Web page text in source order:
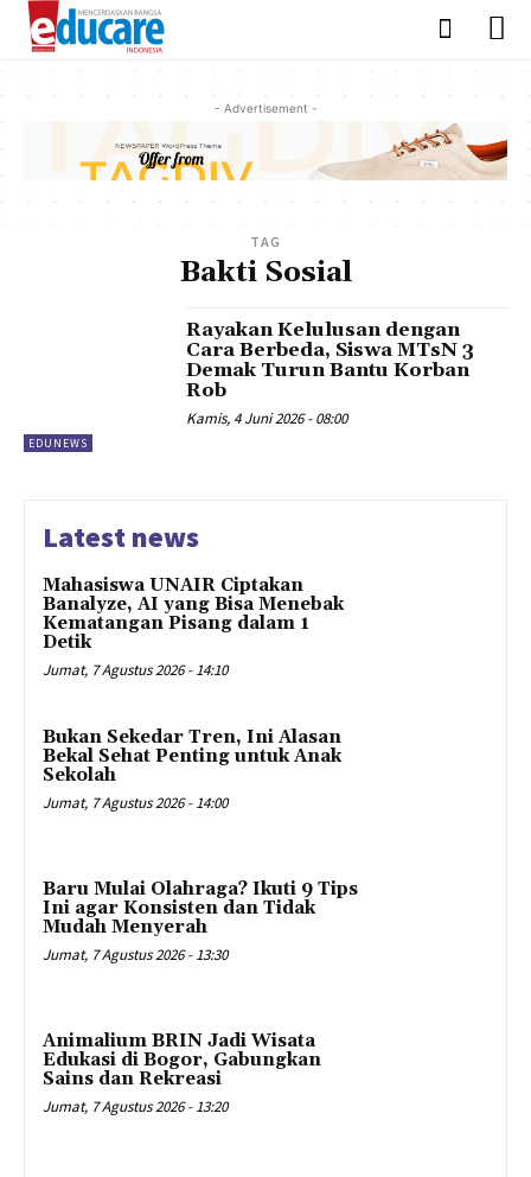
- Advertisement -
TAG
Bakti Sosial
EDUNEWS
Rayakan Kelulusan dengan
Cara Berbeda, Siswa MTsN 3
Demak Turun Bantu Korban
Rob
Kamis, 4 Juni 2026 - 08:00
Latest news
Mahasiswa UNAIR Ciptakan
Banalyze, AI yang Bisa Menebak
Kematangan Pisang dalam 1
Detik
Jumat, 7 Agustus 2026 - 14:10
Bukan Sekedar Tren, Ini Alasan
Bekal Sehat Penting untuk Anak
Sekolah
Jumat, 7 Agustus 2026 - 14:00
Baru Mulai Olahraga? Ikuti 9 Tips
Ini agar Konsisten dan Tidak
Mudah Menyerah
Jumat, 7 Agustus 2026 - 13:30
Animalium BRIN Jadi Wisata
Edukasi di Bogor, Gabungkan
Sains dan Rekreasi
Jumat, 7 Agustus 2026 - 13:20